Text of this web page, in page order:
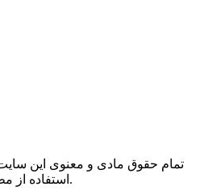
تمام حقوق مادی و معنوی این
استفاده از مطالب با ذکر منبع بلامانع است.